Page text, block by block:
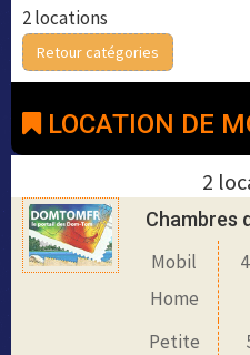
2 locations
Retour catégories
LOCATION DE
2
Chambres
Mobil
Home
Petite